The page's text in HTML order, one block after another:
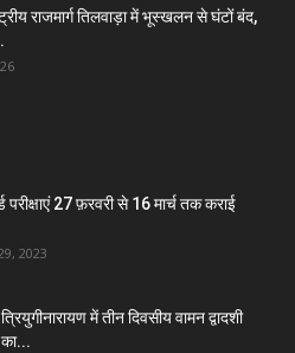
राजमार्ग तिलवाड़ा में भूस्खलन से घंटों बंद,
परीक्षाएं 27 फ़रवरी से 16 मार्च तक कराई
2023
में तीन दिवसीय वामन द्वादशी
का...